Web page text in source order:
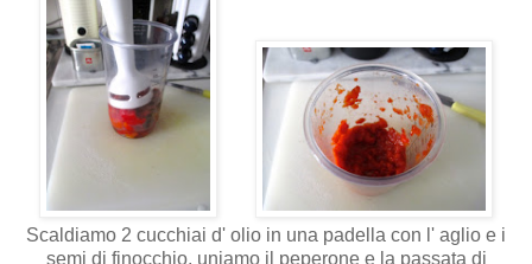
Scaldiamo 2 cucchiai d' olio in una padella con l' aglio e i
semi di finocchio, uniamo il peperone e la passata di